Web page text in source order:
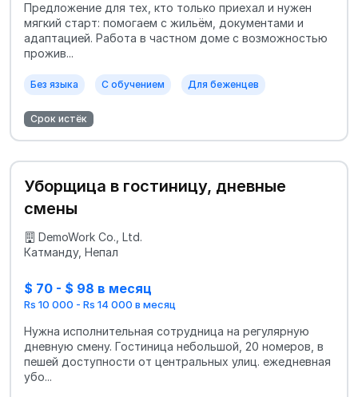
Предложение для тех, кто только приехал и нужен
мягкий старт: помогаем с жильём, документами и
адаптацией. Работа в частном доме с возможностью
прожив...
Без языка С обучением Для беженцев
Срок истёк
Уборщица в гостиницу, дневные
смены
DemoWork Co., Ltd.
Катманду, Непал
$ 70 - $ 98 в месяц
Rs 10 000 - Rs 14 000 в месяц
Нужна исполнительная сотрудница на регулярную
дневную смену. Гостиница небольшой, 20 номеров, в
пешей доступности от центральных улиц. ежедневная
убо...